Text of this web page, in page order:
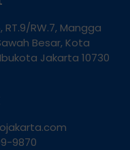
RT.9/RW.7, Mangga
Besar, Kota
Jakarta 10730
9870